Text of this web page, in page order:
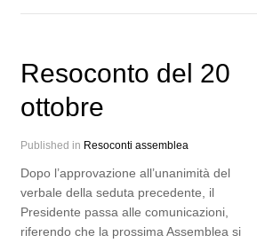
Resoconto del 20
ottobre
Published in Resoconti assemblea
Dopo l’approvazione all’unanimità del
verbale della seduta precedente, il
Presidente passa alle comunicazioni,
riferendo che la prossima Assemblea si